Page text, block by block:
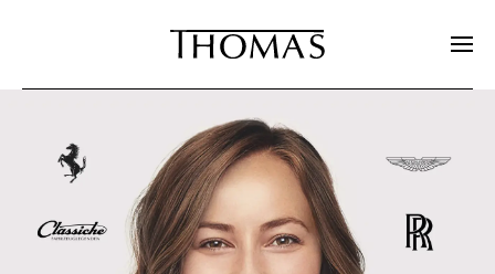
Zum Hauptinhalt springen